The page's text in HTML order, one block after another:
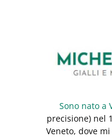
Sono nato a
precisione) nel
Veneto, dove